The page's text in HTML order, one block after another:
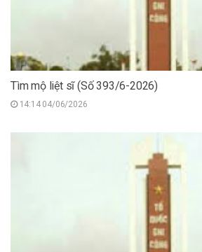
Tìm mộ liệt sĩ (Số 393/6-2026)
14:14 04/06/2026